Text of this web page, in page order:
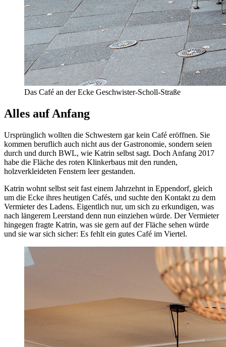
Das Café an der Ecke Geschwister-Scholl-Straße
Alles auf Anfang
Ursprünglich wollten die Schwestern gar kein Café eröffnen. Sie
kommen beruflich auch nicht aus der Gastronomie, sondern seien
durch und durch BWL, wie Katrin selbst sagt. Doch Anfang 2017
habe die Fläche des roten Klinkerbaus mit den runden,
holzverkleideten Fenstern leer gestanden.
Katrin wohnt selbst seit fast einem Jahrzehnt in Eppendorf, gleich
um die Ecke ihres heutigen Cafés, und suchte den Kontakt zu dem
Vermieter des Ladens. Eigentlich nur, um sich zu erkundigen, was
nach längerem Leerstand denn nun einziehen würde. Der Vermieter
hingegen fragte Katrin, was sie gern auf der Fläche sehen würde
und sie war sich sicher: Es fehlt ein gutes Café im Viertel.